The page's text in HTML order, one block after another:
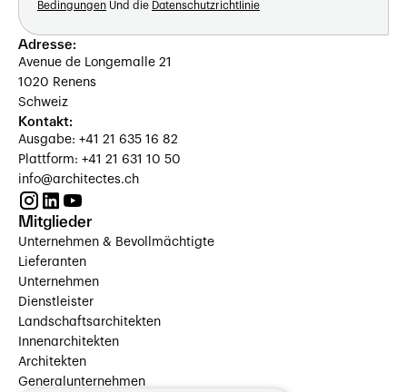
Bedingungen Und die Datenschutzrichtlinie
Adresse:
Avenue de Longemalle 21
1020 Renens
Schweiz
Kontakt:
Ausgabe: +41 21 635 16 82
Plattform: +41 21 631 10 50
info@architectes.ch
Mitglieder
Unternehmen & Bevollmächtigte
Lieferanten
Unternehmen
Dienstleister
Landschaftsarchitekten
Innenarchitekten
Architekten
Generalunternehmen